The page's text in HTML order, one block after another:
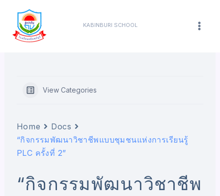
content
content
KABINBURI SCHOOL
View Categories
Home
Docs
“กิจกรรมพัฒนาวิชาชีพแบบชุมชนแห่งการเรียนรู้
PLC ครั้งที่ 2”
“กิจกรรมพัฒนาวิชาชีพ